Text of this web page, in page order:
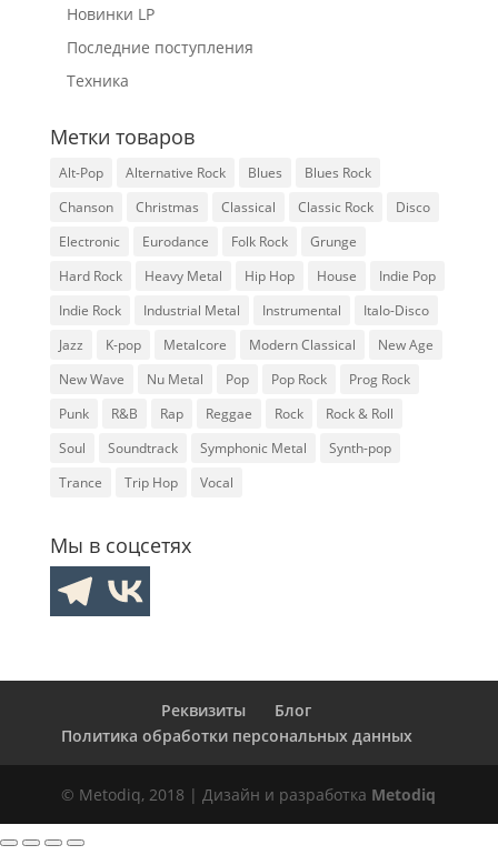
Новинки LP
Последние поступления
Техника
Метки товаров
Alt-Pop Alternative Rock Blues
Blues Rock
Chanson
Christmas Classical Classic Rock
Disco
Electronic
Eurodance Folk Rock
Grunge
Hard Rock
Heavy Metal Hip Hop House
Indie Pop
Indie Rock
Industrial Metal Instrumental
Italo-Disco
Jazz
K-pop Metalcore Modern Classical
New Age
New Wave
Nu Metal Pop Pop Rock
Prog Rock
Punk
R&B Rap Reggae Rock
Rock & Roll
Soul
Soundtrack Symphonic Metal
Synth-pop
Trance
Trip Hop Vocal
Мы в соцсетях
Реквизиты
Блог
Политика обработки персональных данных
© Metodiq, 2018 | Дизайн и разработка Metodiq